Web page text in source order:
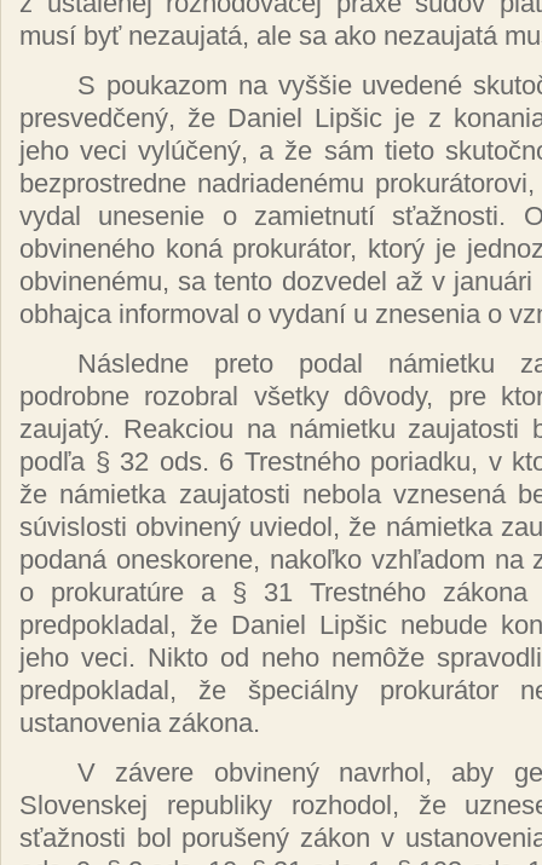
musí byť nezaujatá, ale sa ako nezaujatá
S poukazom na vyššie uvedené
presvedčený, že Daniel Lipšic je z
jeho vecivylúčený, a že sám tieto
bezprostredne nadriadenému
vydal unesenie o zamietnutí sťažnosti.
obvineného koná prokurátor, ktorý je
obvinenému,sa tento dozvedel ažv januári
obhajca informoval o vydaní u znesenia o
Následne preto podal námietku
podrobne rozobral všetky dôvody, pre
zaujatý. Reakciou na námietku zaujatosti
podľa § 32 ods. 6 Trestného poriadku, v
že námietka zaujatosti nebolavznesená
súvislosti obvinený uviedol, že námietka
podaná oneskorene, nakoľko vzhľadom na
o prokuratúre a § 31 Trestného
predpokladal, že Daniel Lipšic nebude
jeho veci. Nikto od neho nemôže
predpokladal, že špeciálny prokurátor
ustanovenia zákona.
V závere obvinený navrhol, aby
Slovenskej republiky rozhodol, že
sťažnosti bol porušený zákon v